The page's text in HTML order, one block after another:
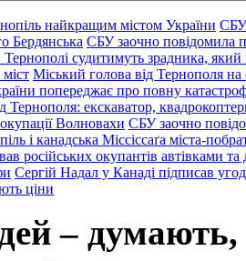
найкращим містом України СБУ
Бердянська СБУ заочно повідомила
судитимуть зрадника, який
Міський голова від Тернополя
попереджає про повну
Тернополя: екскаватор,
Волновахи СБУ заочно
і канадська Міссіссаґа міста-
російських окупантів автівками
Сергій Надал у Канаді підписав
ціни
–